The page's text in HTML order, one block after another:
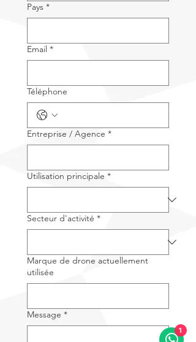
Pays *
Email *
Téléphone
Entreprise / Agence *
Utilisation principale *
Secteur d'activité *
Marque de drone actuellement
utilisée
Message *
1